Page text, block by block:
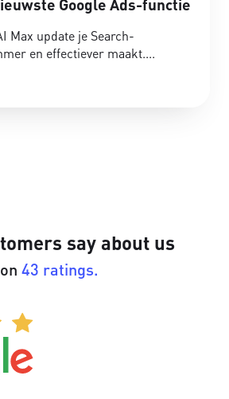
Google Ads-functie
Max update je Search-
en effectiever maakt.
say about us
43 ratings.